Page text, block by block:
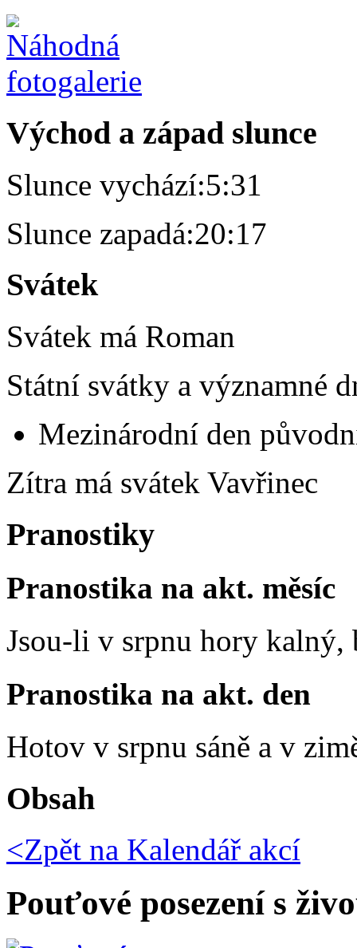
Východ a západ slunce
Slunce vychází:5:31
Slunce zapadá:20:17
Svátek
Svátek má Roman
Státní svátky a významné
Mezinárodní den
Zítra má svátek Vavřinec
Pranostiky
Pranostika na akt. měsíc
Jsou-li v srpnu hory
Pranostika na akt. den
Hotov v srpnu sáně a v
Obsah
<Zpět na Kalendář akcí
Pouťové posezení s